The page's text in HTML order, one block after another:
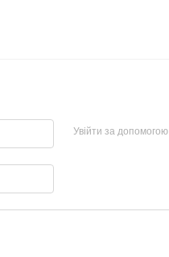
Увійти за допомогою